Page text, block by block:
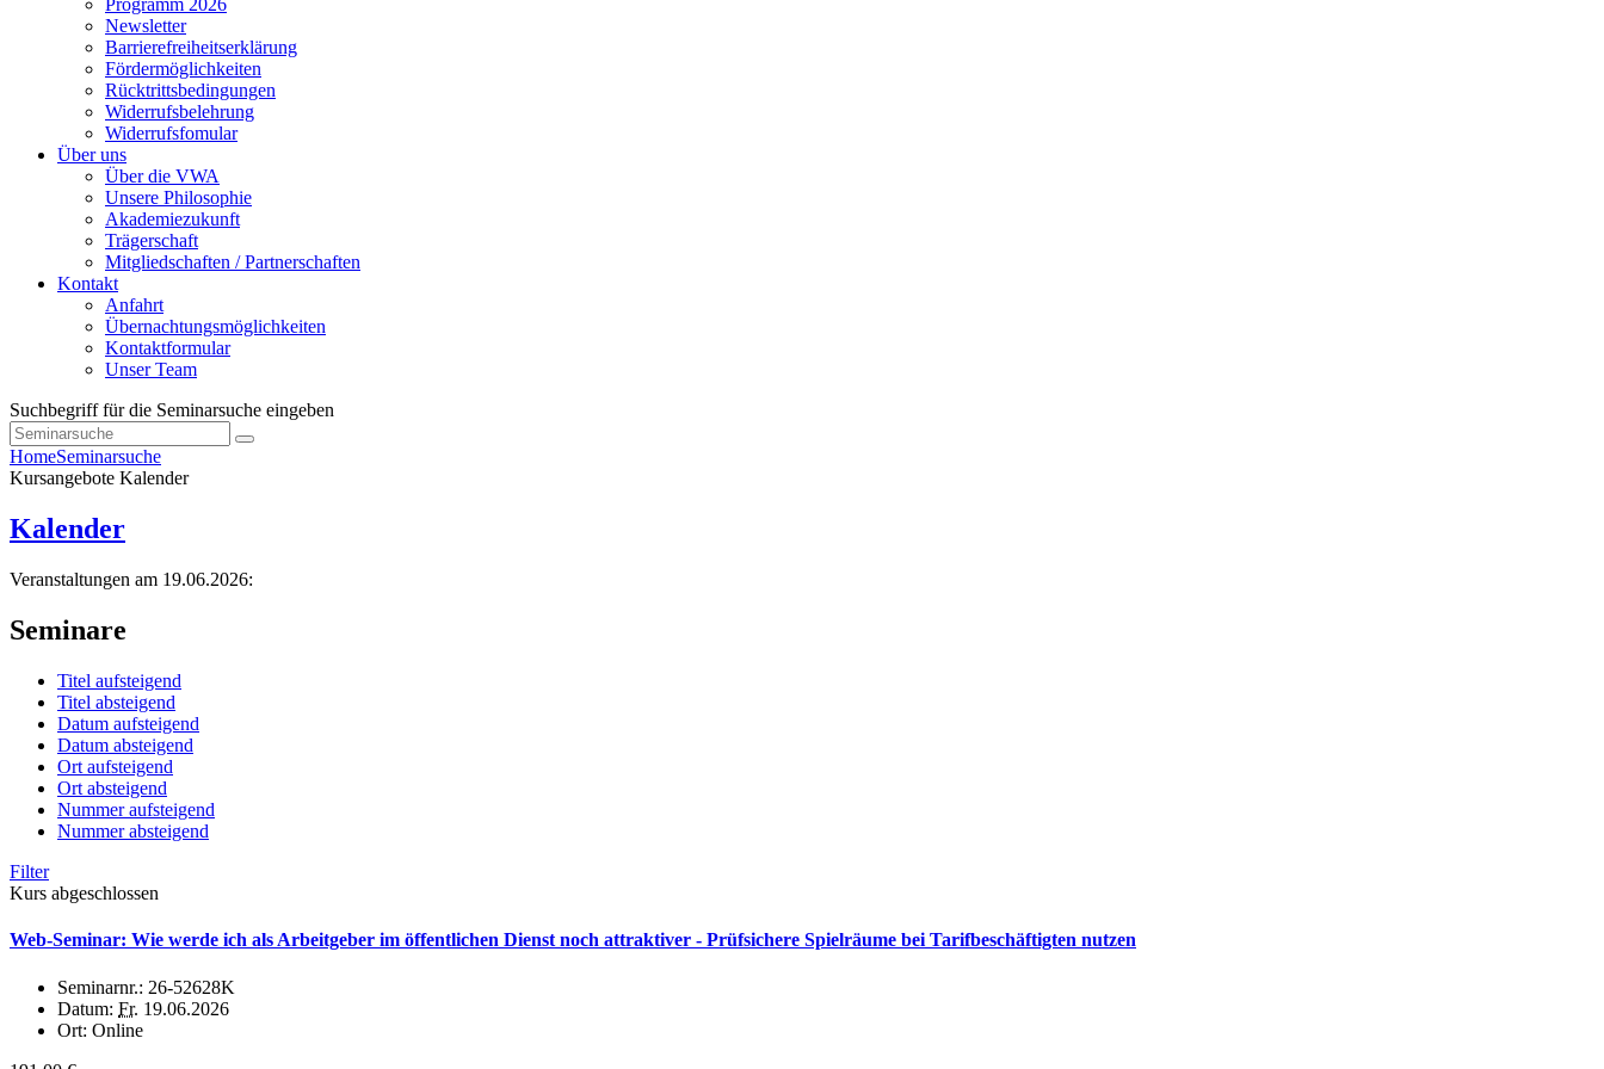
Programm 2026
Newsletter
Barrierefreiheitserklärung
Fördermöglichkeiten
Rücktrittsbedingungen
Widerrufsbelehrung
Widerrufsfomular
Über uns
Über die VWA
Unsere Philosophie
Akademiezukunft
Trägerschaft
Mitgliedschaften / Partnerschaften
Kontakt
Anfahrt
Übernachtungsmöglichkeiten
Kontaktformular
Unser Team
Suchbegriff für die Seminarsuche eingeben
HomeSeminarsuche
Kursangebote Kalender
Kalender
Veranstaltungen am 19.06.2026:
Seminare
Titel aufsteigend
Titel absteigend
Datum aufsteigend
Datum absteigend
Ort aufsteigend
Ort absteigend
Nummer aufsteigend
Nummer absteigend
Filter
Kurs abgeschlossen
Web-Seminar: Wie werde ich als Arbeitgeber im öffentlichen Dienst noch attraktiver - Prüfsichere Spielräume bei Tarifbeschäftigten nutzen
Seminarnr.: 26-52628K
Datum: Fr. 19.06.2026
Ort: Online